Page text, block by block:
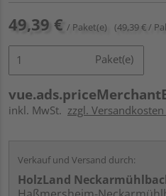
49,39 € / Paket(e) (49,39 € /
Paket(e)
inkl. MwSt. zzgl.
Verkauf und Versand durch:
HolzLand